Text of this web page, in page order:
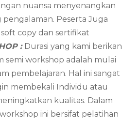
nuansa menyenangkan
pengalaman. Peserta Juga
copy dan sertifikat
: Durasi yang kami berikan
semi workshop adalah mulai
pembelajaran. Hal ini sangat
membekali Individu atau
kualitas. Dalam
ini bersifat pelatihan